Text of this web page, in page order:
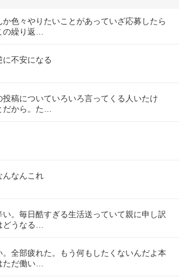
色々やりたいことがあっていざ応募したら
の繰り返…
不安になる
投稿についていろいろ言ってくる人いたけ
だから。た…
んなんこれ
。毎日酷すぎる生活送っていて親に申し訳
どうなる…
。全部疲れた。もう何もしたくないんだよ本
ただ働い…